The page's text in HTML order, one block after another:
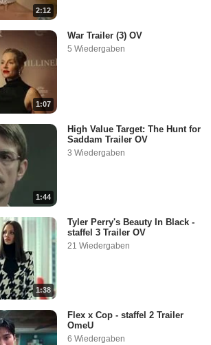
2:12
1:07
War Trailer (3) OV
5 Wiedergaben
1:44
High Value Target: The Hunt for
Saddam Trailer OV
3 Wiedergaben
1:38
Tyler Perry's Beauty In Black -
staffel 3 Trailer OV
21 Wiedergaben
Flex x Cop - staffel 2 Trailer
OmeU
6 Wiedergaben